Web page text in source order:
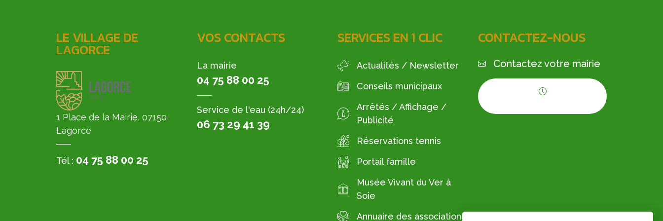
LE VILLAGE DE
LAGORCE
1 Place de la Mairie, 07150
Lagorce
Tél : 04 75 88 00 25
VOS CONTACTS
La mairie
04 75 88 00 25
Service de l'eau (24h/24)
06 73 29 41 39
SERVICES EN 1 CLIC
Actualités / Newsletter
Conseils municipaux
Arrêtés / Affichage /
Publicité
Réservations tennis
Portail famille
Musée Vivant du Ver à
Soie
Annuaire des associations
CONTACTEZ-NOUS
Contactez votre mairie